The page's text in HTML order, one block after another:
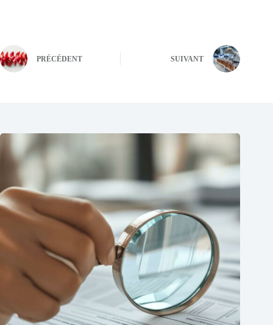
PRÉCÉDENT SUIVANT